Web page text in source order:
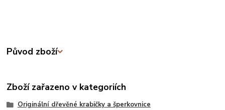
Původ zboží
Zboží zařazeno v kategoriích
Originální dřevěné krabičky a šperkovnice